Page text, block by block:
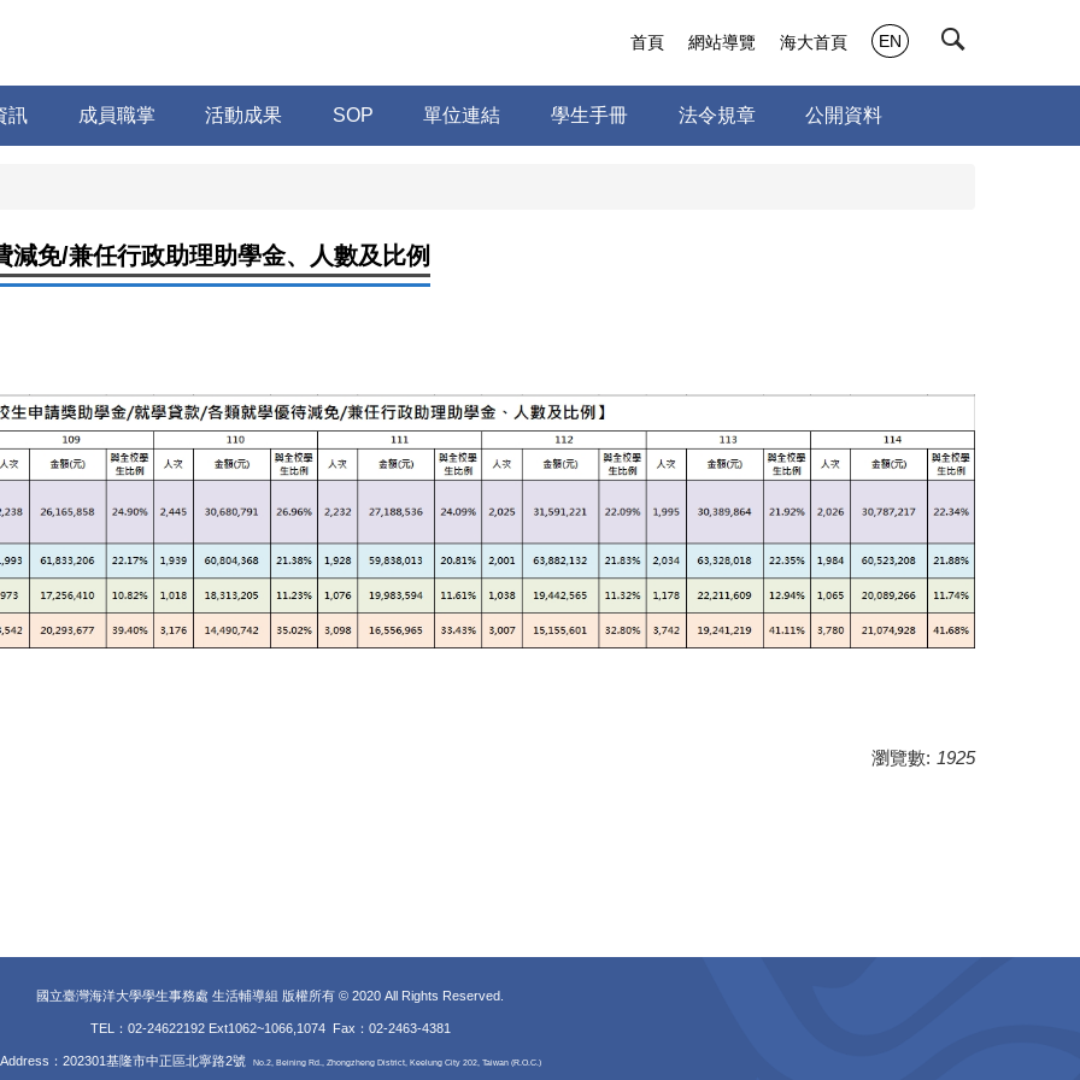
訊 成員職掌 活動成果 SOP 單位連結 學生手冊 法令規章 公開資料
首頁 網站導覽 海大首頁 EN
免/兼任行政助理助學金、人數及比例
瀏覽數: 1925
國立臺灣海洋大學學生事務處 生活輔導組 版權所有 © 2020 All Rights Reserved.
TEL：02-24622192 Ext1062~1066,1074 Fax ：02-2463-4381
Address：202301基隆市中正區北寧路2號No.2, Beining Rd., Zhongzheng District, Keelung City 202, Taiwan (R.O.C.)